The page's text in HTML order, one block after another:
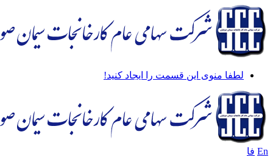
لطفا منوی این قسمت را ایجاد کنید!
En فا